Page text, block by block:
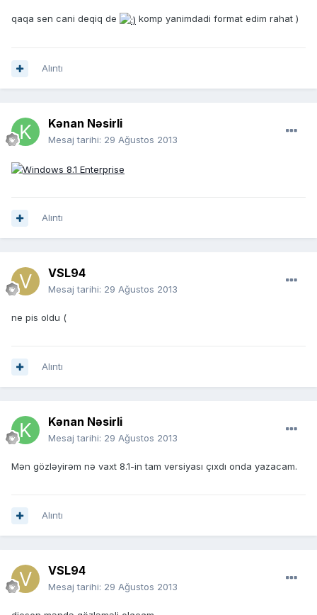
qaqa sen cani deqiq de komp yanimdadi format edim rahat )
Alıntı
Kənan Nəsirli
Mesaj tarihi: 29 Ağustos 2013
Alıntı
VSL94
Mesaj tarihi: 29 Ağustos 2013
ne pis oldu (
Alıntı
Kənan Nəsirli
Mesaj tarihi: 29 Ağustos 2013
Mən gözləyirəm nə vaxt 8.1-in tam versiyası çıxdı onda yazacam.
Alıntı
VSL94
Mesaj tarihi: 29 Ağustos 2013